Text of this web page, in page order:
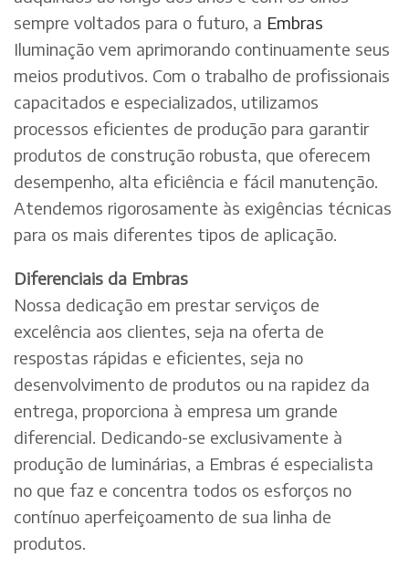
sempre voltados para o futuro, a Embras
Iluminação vem aprimorando continuamente seus
meios produtivos. Com o trabalho de profissionais
capacitados e especializados, utilizamos
processos eficientes de produção para garantir
produtos de construção robusta, que oferecem
desempenho, alta eficiência e fácil manutenção.
Atendemos rigorosamente às exigências técnicas
para os mais diferentes tipos de aplicação.
Diferenciais da Embras
Nossa dedicação em prestar serviços de
excelência aos clientes, seja na oferta de
respostas rápidas e eficientes, seja no
desenvolvimento de produtos ou na rapidez da
entrega, proporciona à empresa um grande
diferencial. Dedicando-se exclusivamente à
produção de luminárias, a Embras é especialista
no que faz e concentra todos os esforços no
contínuo aperfeiçoamento de sua linha de
produtos.